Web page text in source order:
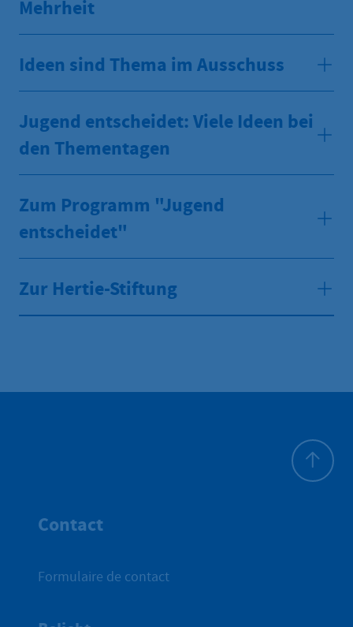
Mehrheit
Ideen sind Thema im Ausschuss
Jugend entscheidet: Viele Ideen bei
den Thementagen
Zum Programm "Jugend
entscheidet"
Zur Hertie-Stiftung
Contact
Formulaire de contact